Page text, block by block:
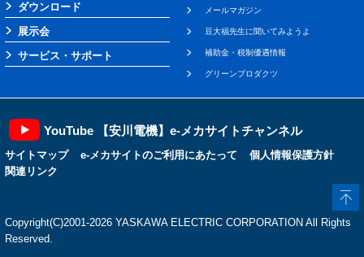
ダウンロード
展示会
サービス・サポート
メールマガジン
豆大福先生に聞いてみようよ
補助金・税制優遇情報
グリーンプロダクツ
YouTube 【安川電機】e-メカサイトチャンネル
サイトマップ e-メカサイトのご利用にあたって
個人情報保護方針
関連リンク
Copyright(C)2001‐2026 YASKAWA ELECTRIC CORPORATION All Rights
Reserved.